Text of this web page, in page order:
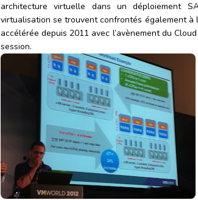
architecture virtuelle dans un déploiement
virtualisation se trouvent confrontés également à
accélérée depuis 2011 avec l’avènement du
session.